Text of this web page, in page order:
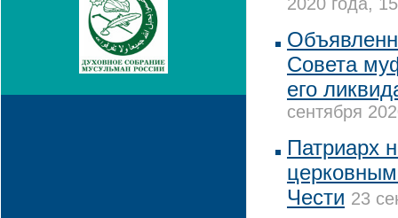
2020 года,
Совета
его
сентября
Патриарх
Чести 23